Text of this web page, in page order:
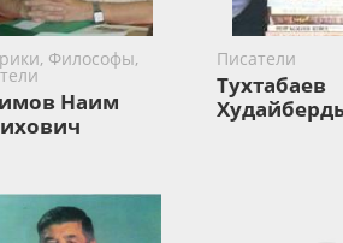
Философы,
Наим
Писатели
Тухтабаев